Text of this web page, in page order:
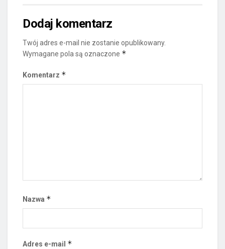
Dodaj komentarz
Twój adres e-mail nie zostanie opublikowany.
Wymagane pola są oznaczone *
Komentarz *
Nazwa *
Adres e-mail *